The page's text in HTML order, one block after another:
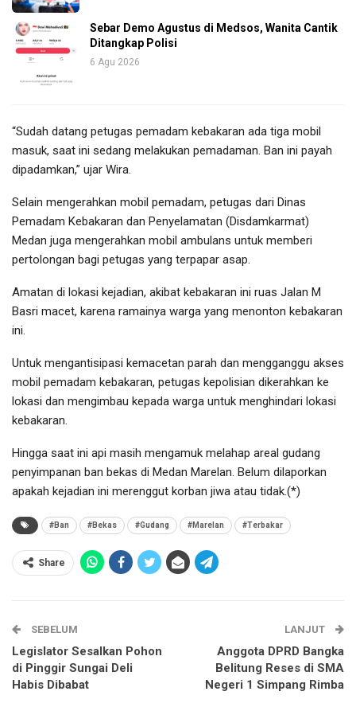
Sebar Demo Agustus di Medsos, Wanita Cantik
Ditangkap Polisi
6 Agu 2026
“Sudah datang petugas pemadam kebakaran ada tiga mobil
masuk, saat ini sedang melakukan pemadaman. Ban ini payah
dipadamkan,” ujar Wira.
Selain mengerahkan mobil pemadam, petugas dari Dinas
Pemadam Kebakaran dan Penyelamatan (Disdamkarmat)
Medan juga mengerahkan mobil ambulans untuk memberi
pertolongan bagi petugas yang terpapar asap.
Amatan di lokasi kejadian, akibat kebakaran ini ruas Jalan M
Basri macet, karena ramainya warga yang menonton kebakaran
ini.
Untuk mengantisipasi kemacetan parah dan mengganggu akses
mobil pemadam kebakaran, petugas kepolisian dikerahkan ke
lokasi dan mengimbau kepada warga untuk menghindari lokasi
kebakaran.
Hingga saat ini api masih mengamuk melahap areal gudang
penyimpanan ban bekas di Medan Marelan. Belum dilaporkan
apakah kejadian ini merenggut korban jiwa atau tidak.(*)
#Ban #Bekas #Gudang #Marelan #Terbakar
Share
SEBELUM
Legislator Sesalkan Pohon
di Pinggir Sungai Deli
Habis Dibabat
LANJUT
Anggota DPRD Bangka
Belitung Reses di SMA
Negeri 1 Simpang Rimba